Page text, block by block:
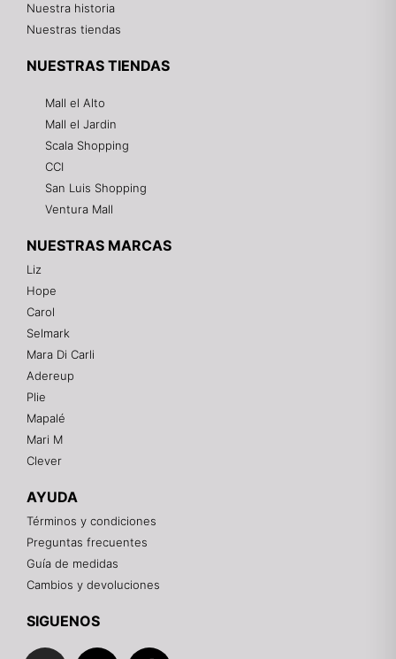
Nuestra historia
Nuestras tiendas
NUESTRAS TIENDAS
Mall el Alto
Mall el Jardin
Scala Shopping
CCI
San Luis Shopping
Ventura Mall
NUESTRAS MARCAS
Liz
Hope
Carol
Selmark
Mara Di Carli
Adereup
Plie
Mapalé
Mari M
Clever
AYUDA
Términos y condiciones
Preguntas frecuentes
Guía de medidas
Cambios y devoluciones
SIGUENOS
¡Hola! 👋
Gracias por visitarnos. Te asesoramos
personalmente con tu compra: tallas, envíos y
pagos.
Recuerda: 10% de descuento en tu primera compra
Contáctanos por el canal que prefieras 💕
WhatsApp
Instagram